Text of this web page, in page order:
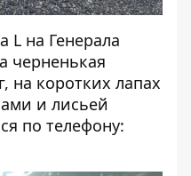
L на Генерала
черненькая
на коротких лапах
и лисьей
по телефону: